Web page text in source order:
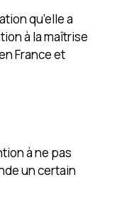
qu’elle a
à la maîtrise
France et
à ne pas
un certain